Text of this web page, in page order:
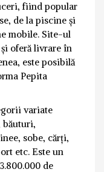
fiind popular
de la piscine și
mobile. Site-ul
oferă livrare în
este posibilă
Pepita
variate
băuturi,
sobe, cărți,
etc. Este un
de